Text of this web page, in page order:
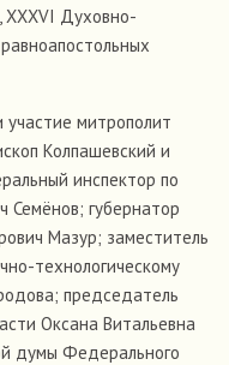
XXXVI Духовно-
митрополит
Колпашевский и
инспектор по
Семёнов; губернатор
Мазур; заместитель
технологическому
председатель
Оксана Витальевна
думы Федерального